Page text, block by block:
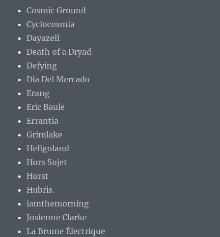
Cosmic Ground
Cyclocosmia
Dayazell
Death of a Dryad
Defying
Dia Del Mercado
Erang
Eric Baule
Errantia
Grimlake
Heligoland
Hors Sujet
Horst
Hubris.
iamthemorning
Josienne Clarke
La Brume Électrique